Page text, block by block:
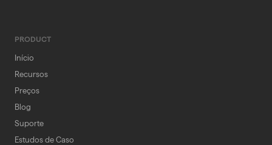
PRODUCT
Início
Recursos
Preços
Blog
Suporte
Estudos de Caso